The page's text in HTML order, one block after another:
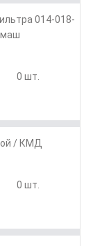
014-018-
0 шт.
/ КМД
0 шт.